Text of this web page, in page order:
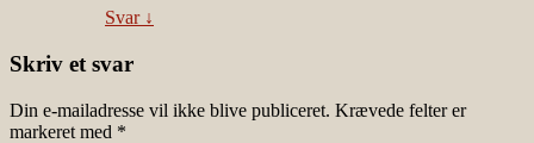
Svar ↓
Skriv et svar
Din e-mailadresse vil ikke blive publiceret. Krævede felter er
markeret med *